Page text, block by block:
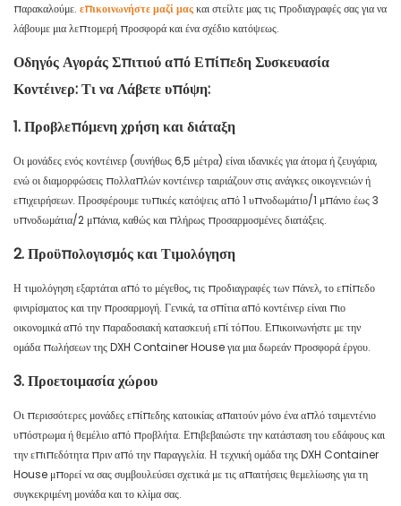
παρακαλούμε. επικοινωνήστε μαζί μαςκαι στείλτε μας τις προδιαγραφές σας για να
λάβουμε μια λεπτομερή προσφορά και ένα σχέδιο κατόψεως.
Οδηγός Αγοράς Σπιτιού από Επίπεδη Συσκευασία
Κοντέινερ: Τι να Λάβετε υπόψη:
1. Προβλεπόμενη χρήση και διάταξη
Οι μονάδες ενός κοντέινερ (συνήθως 6,5 μέτρα) είναι ιδανικές για άτομα ή ζευγάρια,
ενώ οι διαμορφώσεις πολλαπλών κοντέινερ ταιριάζουν στις ανάγκες οικογενειών ή
επιχειρήσεων. Προσφέρουμε τυπικές κατόψεις από 1 υπνοδωμάτιο/1 μπάνιο έως 3
υπνοδωμάτια/2 μπάνια, καθώς και πλήρως προσαρμοσμένες διατάξεις.
2. Προϋπολογισμός και Τιμολόγηση
Η τιμολόγηση εξαρτάται από το μέγεθος, τις προδιαγραφές των πάνελ, το επίπεδο
φινιρίσματος και την προσαρμογή. Γενικά, τα σπίτια από κοντέινερ είναι πιο
οικονομικά από την παραδοσιακή κατασκευή επί τόπου. Επικοινωνήστε με την
ομάδα πωλήσεων της DXH Container House για μια δωρεάν προσφορά έργου.
3. Προετοιμασία χώρου
Οι περισσότερες μονάδες επίπεδης κατοικίας απαιτούν μόνο ένα απλό τσιμεντένιο
υπόστρωμα ή θεμέλιο από προβλήτα. Επιβεβαιώστε την κατάσταση του εδάφους και
την επιπεδότητα πριν από την παραγγελία. Η τεχνική ομάδα της DXH Container
House μπορεί να σας συμβουλεύσει σχετικά με τις απαιτήσεις θεμελίωσης για τη
συγκεκριμένη μονάδα και το κλίμα σας.